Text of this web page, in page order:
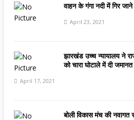
वाहन के गंगा नदी में गिर
April 23, 2021
झारखंड उच्च न्यायालय ने
को चारा घोटाले में दी जमानत
April 17, 2021
बोली विकास मंच की नवागत